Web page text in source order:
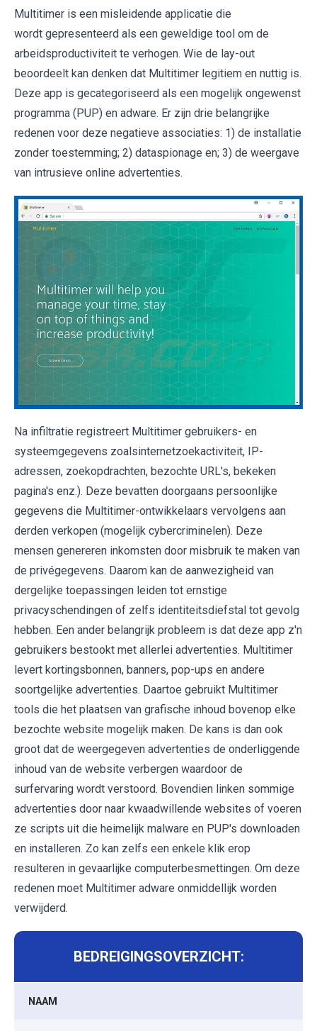
Multitimer is een misleidende applicatie die
wordt gepresenteerd als een geweldige tool om de
arbeidsproductiviteit te verhogen. Wie de lay-out
beoordeelt kan denken dat Multitimer legitiem en nuttig is.
Deze app is gecategoriseerd als een mogelijk ongewenst
programma (PUP) en adware. Er zijn drie belangrijke
redenen voor deze negatieve associaties: 1) de installatie
zonder toestemming; 2) dataspionage en; 3) de weergave
van intrusieve online advertenties.
Na infiltratie registreert Multitimer gebruikers- en
systeemgegevens zoalsinternetzoekactiviteit, IP-
adressen, zoekopdrachten, bezochte URL's, bekeken
pagina's enz.). Deze bevatten doorgaans persoonlijke
gegevens die Multitimer-ontwikkelaars vervolgens aan
derden verkopen (mogelijk cybercriminelen). Deze
mensen genereren inkomsten door misbruik te maken van
de privégegevens. Daarom kan de aanwezigheid van
dergelijke toepassingen leiden tot ernstige
privacyschendingen of zelfs identiteitsdiefstal tot gevolg
hebben. Een ander belangrijk probleem is dat deze app z'n
gebruikers bestookt met allerlei advertenties. Multitimer
levert kortingsbonnen, banners, pop-ups en andere
soortgelijke advertenties. Daartoe gebruikt Multitimer
tools die het plaatsen van grafische inhoud bovenop elke
bezochte website mogelijk maken. De kans is dan ook
groot dat de weergegeven advertenties de onderliggende
inhoud van de website verbergen waardoor de
surfervaring wordt verstoord. Bovendien linken sommige
advertenties door naar kwaadwillende websites of voeren
ze scripts uit die heimelijk malware en PUP's downloaden
en installeren. Zo kan zelfs een enkele klik erop
resulteren in gevaarlijke computerbesmettingen. Om deze
redenen moet Multitimer adware onmiddellijk worden
verwijderd.
BEDREIGINGSOVERZICHT:
NAAM